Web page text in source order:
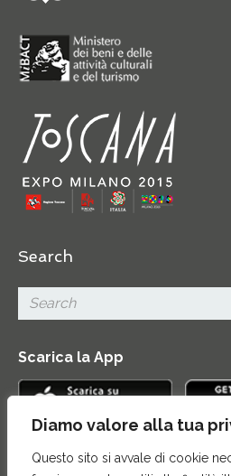
Diamo valore alla tua
Questo sito si avvale di cookie
Search
Scarica la App
Contatti|Area Stampa|